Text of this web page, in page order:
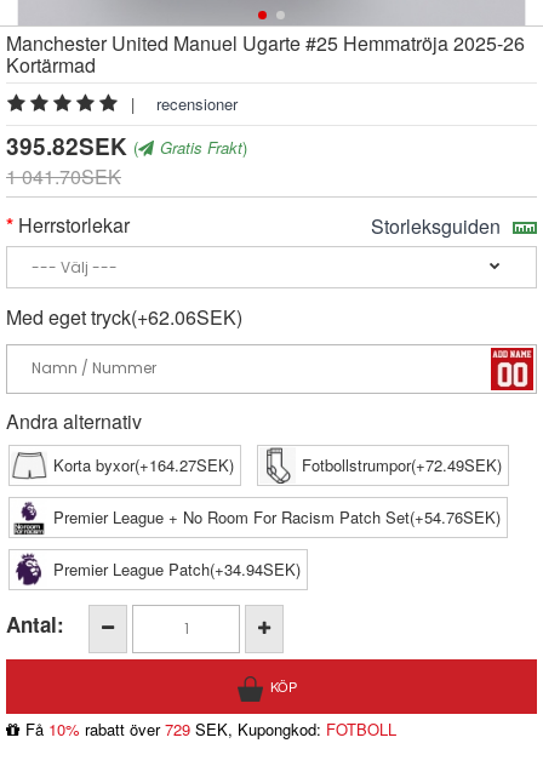
Manchester United Manuel Ugarte #25 Hemmatröja 2025-26
Kortärmad
| recensioner
395.82SEK ( Gratis Frakt)
1 041.70SEK
Herrstorlekar
Storleksguiden
Med eget tryck(+62.06SEK)
Andra alternativ
Korta byxor(+164.27SEK) Fotbollstrumpor(+72.49SEK)
Premier League + No Room For Racism Patch Set(+54.76SEK)
Premier League Patch(+34.94SEK)
Antal:
Få 10% rabatt över729 SEK, Kupongkod: FOTBOLL